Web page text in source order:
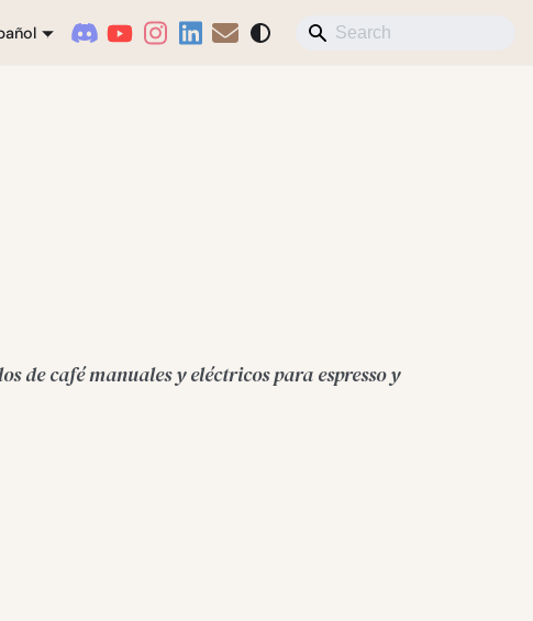
de café manuales y eléctricos para espresso y